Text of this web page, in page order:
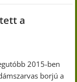
a
2015-ben
borjú a